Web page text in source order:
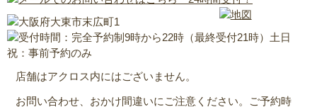
店舗はアクロス内にはございません。
お問い合わせ、おかけ間違いにご注意ください。ご予約時